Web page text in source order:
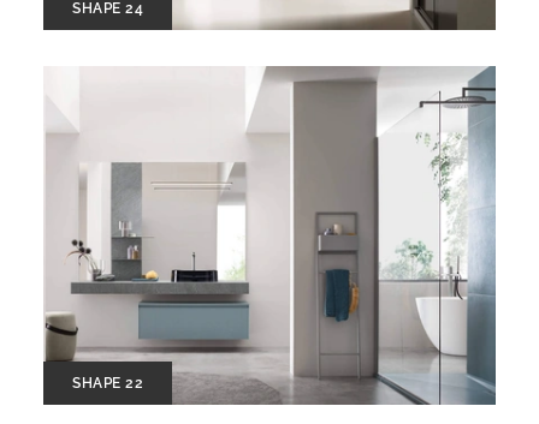
SHAPE 24
SHAPE 22